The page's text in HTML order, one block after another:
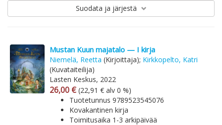
Suodata ja järjestä
Mustan Kuun majatalo — I kirja
Niemelä, Reetta (Kirjoittaja); Kirkkopelto, Katri
(Kuvataiteilija)
Lasten Keskus, 2022
Arvonlisäverollinen hinta
26,00 € Arvonlisäveroton hinta
(22,91 € alv 0 %)
Tuotetunnus 9789523545076
Kovakantinen kirja
Toimitusaika 1-3 arkipäivää